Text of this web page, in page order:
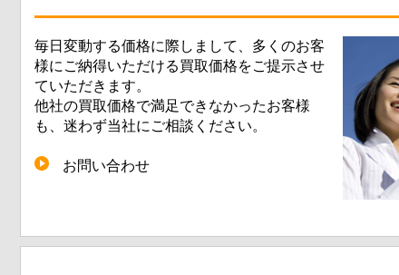
毎日変動する価格に際しまして、多くのお客
様にご納得いただける買取価格をご提示させ
ていただきます。
他社の買取価格で満足できなかったお客様
も、迷わず当社にご相談ください。
お問い合わせ